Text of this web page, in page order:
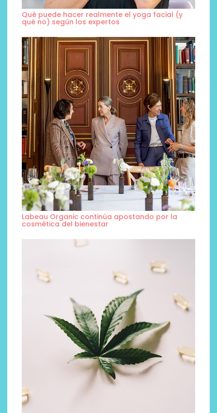
Qué puede hacer realmente el yoga facial (y
qué no) según los expertos
Labeau Organic continúa apostando por la
cosmética del bienestar